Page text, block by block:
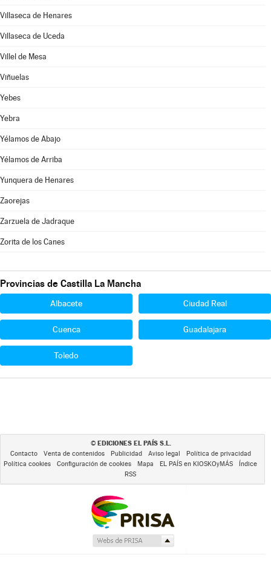
Villaseca de Henares
Villaseca de Uceda
Villel de Mesa
Viñuelas
Yebes
Yebra
Yélamos de Abajo
Yélamos de Arriba
Yunquera de Henares
Zaorejas
Zarzuela de Jadraque
Zorita de los Canes
Provincias de Castilla La Mancha
Albacete Ciudad Real
Cuenca Guadalajara
Toledo
© EDICIONES EL PAÍS S.L.
Contacto Venta de contenidos Publicidad Aviso legal
Política de privacidad
Política cookies
Configuración de cookies Mapa EL PAÍS en KIOSKOyMÁS
Índice
RSS